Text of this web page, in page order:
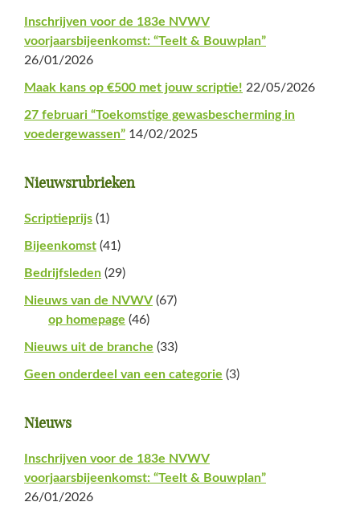
Sidebar
Inschrijven voor de 183e NVWV
voorjaarsbijeenkomst: “Teelt & Bouwplan”
26/01/2026
Maak kans op €500 met jouw scriptie! 22/05/2026
27 februari “Toekomstige gewasbescherming in
voedergewassen” 14/02/2025
Nieuwsrubrieken
Scriptieprijs (1)
Bijeenkomst (41)
Bedrijfsleden (29)
Nieuws van de NVWV (67)
op homepage (46)
Nieuws uit de branche (33)
Geen onderdeel van een categorie (3)
Nieuws
Inschrijven voor de 183e NVWV
voorjaarsbijeenkomst: “Teelt & Bouwplan”
26/01/2026